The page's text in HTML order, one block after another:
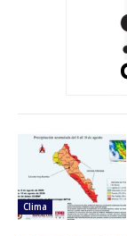
Clima